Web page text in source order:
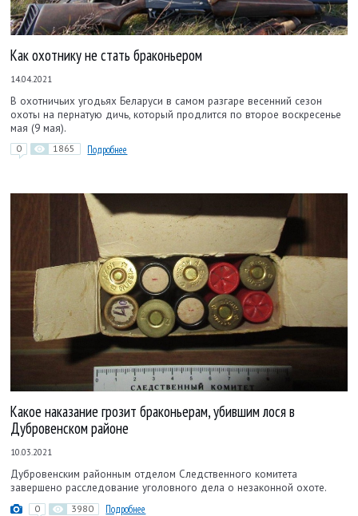
Как охотнику не стать браконьером
14.04.2021
В охотничьих угодьях Беларуси в самом разгаре весенний сезон
охоты на пернатую дичь, который продлится по второе воскресенье
мая (9 мая).
0 1865 Подробнее
Какое наказание грозит браконьерам, убившим лося в
Дубровенском районе
10.03.2021
Дубровенским районным отделом Следственного комитета
завершено расследование уголовного дела о незаконной охоте.
0 3980 Подробнее